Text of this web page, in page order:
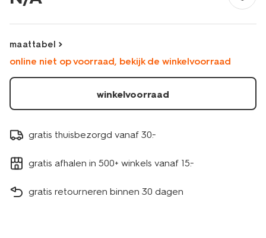
rib-
ecru-
maattabel
online niet op voorraad, bekijk de winkelvoorraad
winkelvoorraad
gratis thuisbezorgd vanaf 30.-
gratis afhalen in 500+ winkels vanaf 15.-
gratis retourneren binnen 30 dagen